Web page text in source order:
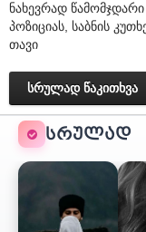
ნახევრად
პოზიციას, საბნის
თავი
სრულად წაკითხვა
ᲡᲠᲣᲚᲐᲓ